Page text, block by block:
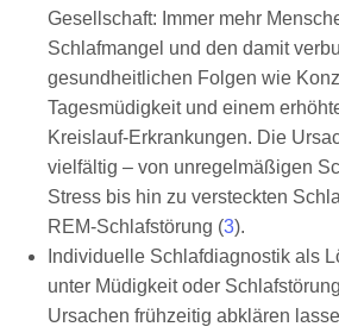
Gesellschaft: Immer mehr
Schlafmangel und den damit
gesundheitlichen Folgen wie
Tagesmüdigkeit und einem
Kreislauf-Erkrankungen. Die
vielfältig – von unregelmäßigen
Stress bis hin zu versteckten
REM-Schlafstörung (3).
Individuelle Schlafdiagnostik als
unter Müdigkeit oder
Ursachen frühzeitig abklären